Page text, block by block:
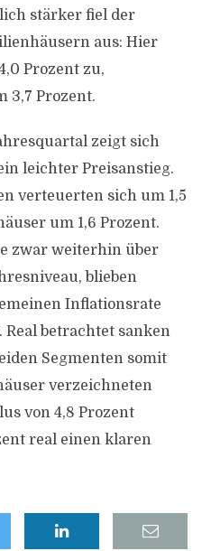
stärker fiel der
aus: Hier
Prozent zu,
3,7 Prozent.
zeigt sich
leichter Preisanstieg.
verteuerten sich um 1,5
um 1,6 Prozent.
zwar weiterhin über
blieben
Inflationsrate
betrachtet sanken
Segmenten somit
verzeichneten
von 4,8 Prozent
real einen klaren